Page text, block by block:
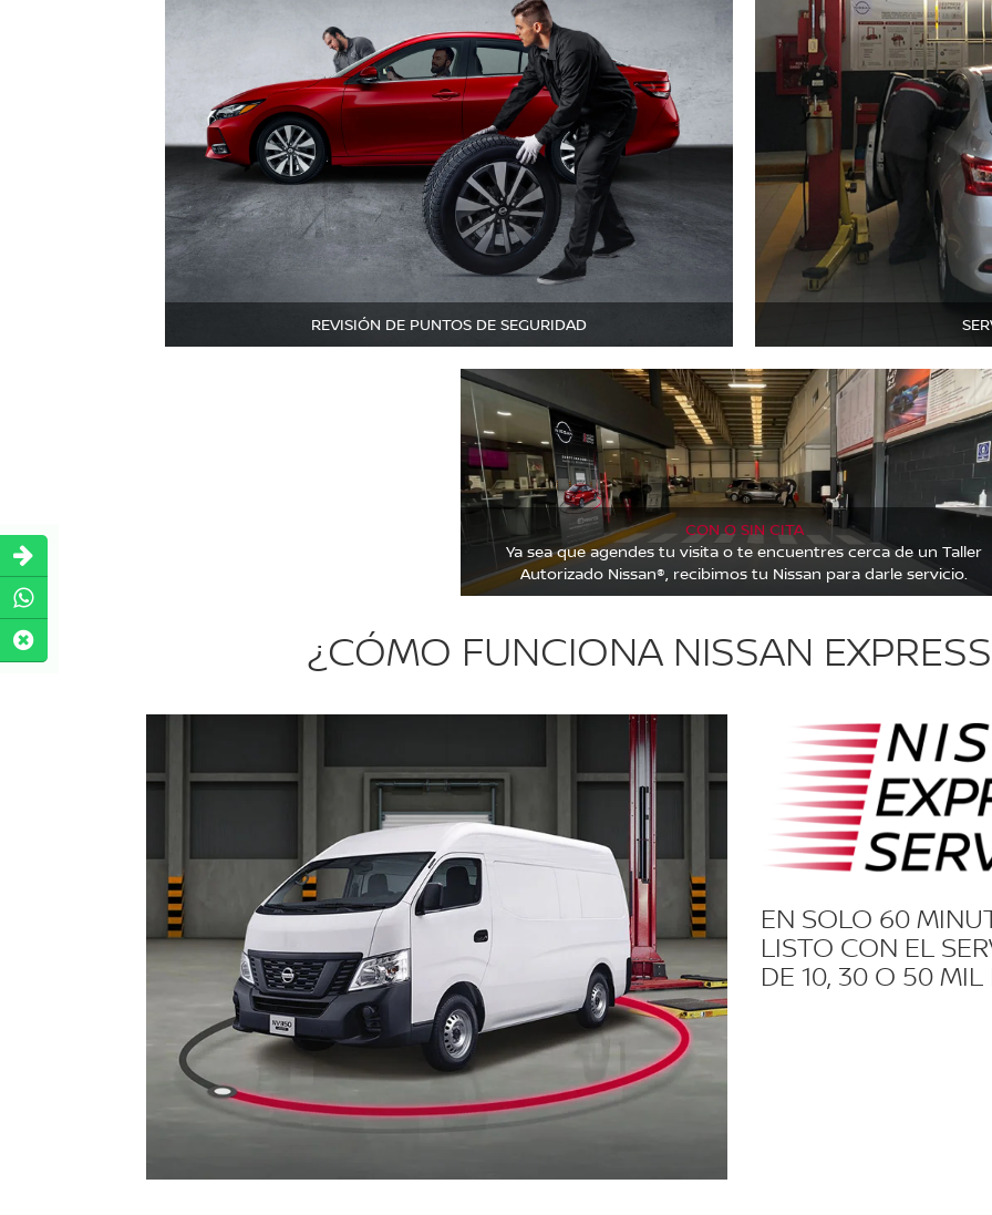
REVISIÓN DE PUNTOS DE SEGURIDAD
CON O SIN CITA
Ya sea que agendes tu visita o te encuentres cerca de un Taller
Autorizado Nissan®, recibimos tu Nissan para darle servicio.
¿CÓMO FUNCIONA NISSAN
EN SOLO 60
LISTO CON EL
DE 10, 30 O 50